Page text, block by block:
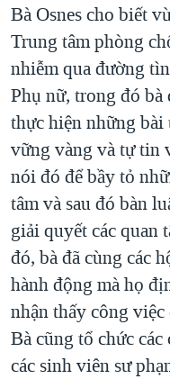
Bà Osnes cho biết
Trung tâm phòng
nhiễm qua đường
Phụ nữ, trong đó
thực hiện những
vững vàng và tự tin
nói đó để bầy tỏ
tâm và sau đó bàn
giải quyết các quan
đó, bà đã cùng các
hành động mà họ
nhận thấy công
Bà cũng tổ chức
các sinh viên sư